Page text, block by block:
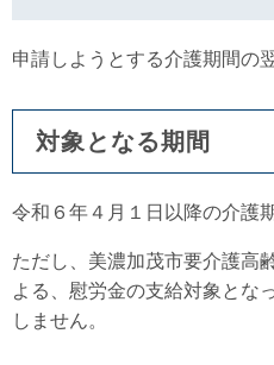
申請しようとする介護期間の
対象となる期間
令和６年４月１日以降の介護
ただし、美濃加茂市要介護高
よる、慰労金の支給対象とな
しません。